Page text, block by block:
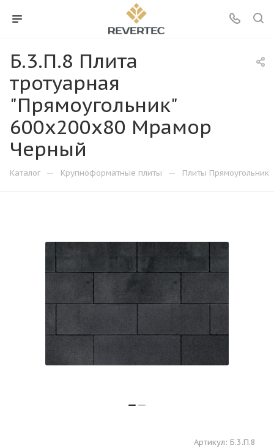
Б.3.П.8 Плита
тротуарная
"Прямоугольник"
600х200х80 Мрамор
Черный
Каталог — Крупноформатные плиты — Плиты Прямоугольник
Артикул: Б.3.П.8